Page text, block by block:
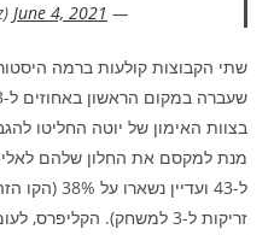
— utahjazz (@utahjazz)
June 4, 2021
שתי הקבוצות קולעות ברמה
בצוות האימון של יוטה החליטו